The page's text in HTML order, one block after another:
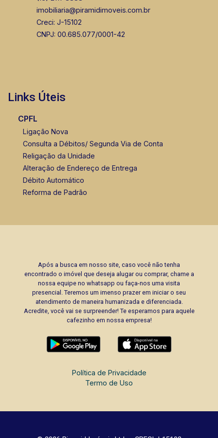
imobiliaria@piramidimoveis.com.br
Creci: J-15102
CNPJ: 00.685.077/0001-42
Links Úteis
CPFL
Ligação Nova
Consulta a Débitos/ Segunda Via de Conta
Religação da Unidade
Alteração de Endereço de Entrega
Débito Automático
Reforma de Padrão
Após a busca em nosso site, caso você não tenha
encontrado o imóvel que deseja alugar ou comprar, chame a
nossa equipe no whatsapp ou faça-nos uma visita
presencial. Teremos um imenso prazer em iniciar o seu
atendimento de maneira humanizada e diferenciada.
Acredite, você vai se surpreender! Te esperamos para aquele
cafezinho em nossa empresa!
Política de Privacidade
Termo de Uso